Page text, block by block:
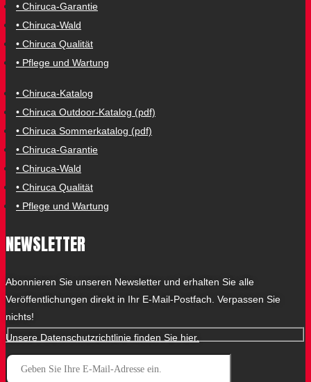
• Chiruca-Garantie
• Chiruca-Wald
• Chiruca Qualität
• Pflege und Wartung
• Chiruca-Katalog
• Chiruca Outdoor-Katalog (pdf)
• Chiruca Sommerkatalog (pdf)
• Chiruca-Garantie
• Chiruca-Wald
• Chiruca Qualität
• Pflege und Wartung
NEWSLETTER
Abonnieren Sie unseren Newsletter und erhalten Sie alle
Veröffentlichungen direkt in Ihr E-Mail-Postfach. Verpassen Sie
nichts!
Unsere Datenschutzrichtlinie finden Sie hier.